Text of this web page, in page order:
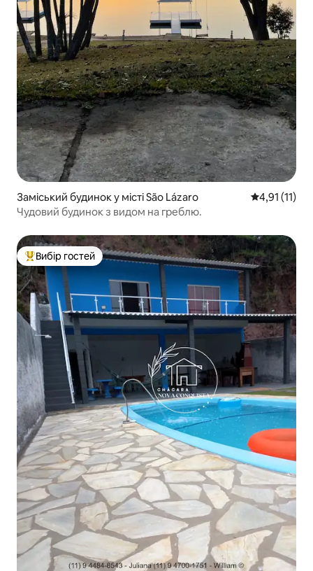
Заміський будинок у місті São Lázaro Середня
4,91 (11)
Чудовий будинок з видом на греблю.
Топ вибір гостей
Вибір гостей